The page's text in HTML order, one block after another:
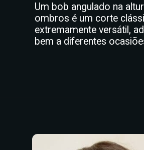
Um bob angulado na
ombros é um corte
extremamente versátil,
bem a diferentes